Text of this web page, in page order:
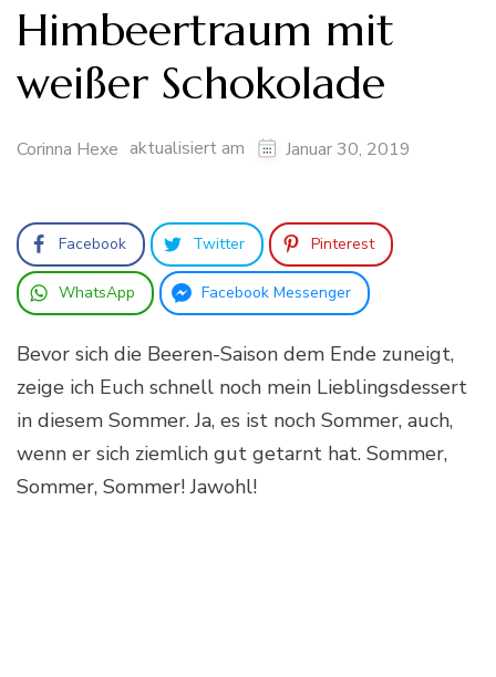
Himbeertraum mit
weißer Schokolade
Corinna Hexe aktualisiert am Januar 30, 2019
Facebook Twitter Pinterest
WhatsApp Facebook Messenger
Bevor sich die Beeren-Saison dem Ende zuneigt,
zeige ich Euch schnell noch mein Lieblingsdessert
in diesem Sommer. Ja, es ist noch Sommer, auch,
wenn er sich ziemlich gut getarnt hat. Sommer,
Sommer, Sommer! Jawohl!